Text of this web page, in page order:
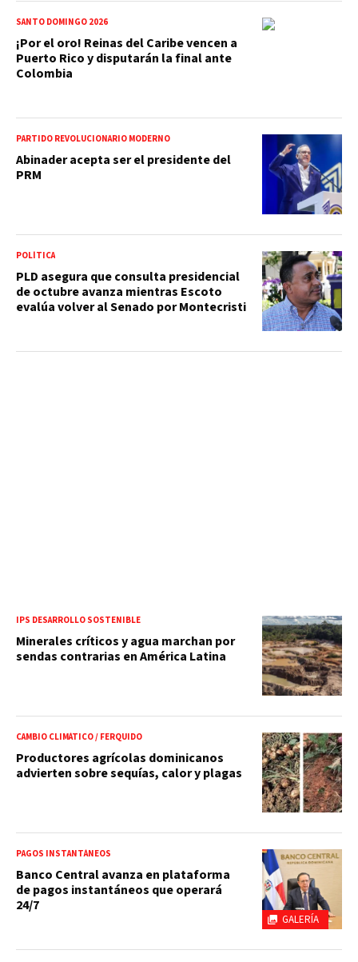
SANTO DOMINGO 2026
¡Por el oro! Reinas del Caribe vencen a
Puerto Rico y disputarán la final ante
Colombia
PARTIDO REVOLUCIONARIO MODERNO
Abinader acepta ser el presidente del
PRM
POLÍTICA
PLD asegura que consulta presidencial
de octubre avanza mientras Escoto
evalúa volver al Senado por Montecristi
IPS DESARROLLO SOSTENIBLE
Minerales críticos y agua marchan por
sendas contrarias en América Latina
CAMBIO CLIMÁTICO / FERQUIDO
Productores agrícolas dominicanos
advierten sobre sequías, calor y plagas
GALERÍA
PAGOS INSTANTÁNEOS
Banco Central avanza en plataforma
de pagos instantáneos que operará
24/7